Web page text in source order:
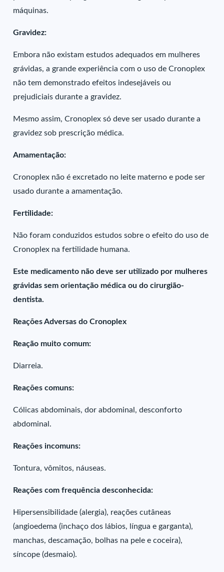
máquinas.
Gravidez:
Embora não existam estudos adequados em mulheres
grávidas, a grande experiência com o uso de Cronoplex
não tem demonstrado efeitos indesejáveis ou
prejudiciais durante a gravidez.
Mesmo assim, Cronoplex só deve ser usado durante a
gravidez sob prescrição médica.
Amamentação:
Cronoplex não é excretado no leite materno e pode ser
usado durante a amamentação.
Fertilidade:
Não foram conduzidos estudos sobre o efeito do uso de
Cronoplex na fertilidade humana.
Este medicamento não deve ser utilizado por mulheres
grávidas sem orientação médica ou do cirurgião-
dentista.
Reações Adversas do Cronoplex
Reação muito comum:
Diarreia.
Reações comuns:
Cólicas abdominais, dor abdominal, desconforto
abdominal.
Reações incomuns:
Tontura, vômitos, náuseas.
Reações com frequência desconhecida:
Hipersensibilidade (alergia), reações cutâneas
(angioedema (inchaço dos lábios, língua e garganta),
manchas, descamação, bolhas na pele e coceira),
síncope (desmaio).